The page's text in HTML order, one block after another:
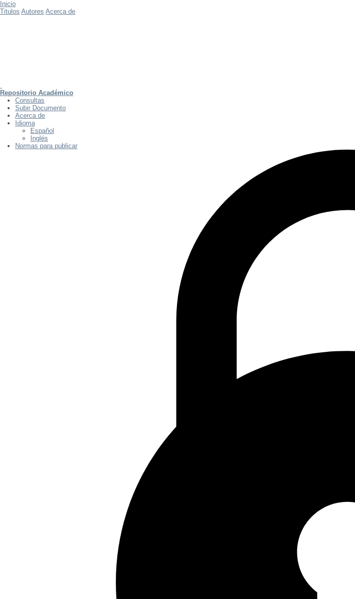
Inicio
Titulos Autores Acerca de
Repositorio Académico
Consultas
Subir Documento
Acerca de
Idioma
Español
Inglés
Normas para publicar